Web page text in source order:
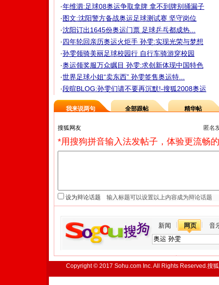
·年维泗:足球08奥运争取拿牌 拿不到牌别捅漏子
·图文:沈阳警方备战奥运足球测试赛 坚守岗位
·沈阳订出1645份奥运门票 足球乒乓都成热...
·四年轮回亲历奥运火炬手 孙雯:实现光荣与梦想
·孙雯领骑美丽足球校园行 自行车骑游穿校园
·奥运领奖服万众瞩目 孙雯:求创新体现中国特色
·世界足球小姐“卖东西” 孙雯签售奥运特...
·段暄BLOG:孙雯们请不要再沉默!-搜狐2008奥运
我来说两句 全部跟帖 精华帖
匿名
*用搜狗拼音输入法发帖子，体验更流畅
设为辩论话题
新闻 网页 音
Copyright © 2017 Sohu.com Inc. All Rights Reserved.搜